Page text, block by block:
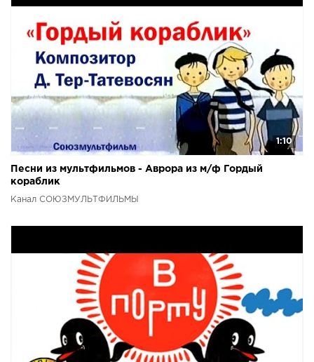
1:10
Песни из мультфильмов - Аврора из м/ф Гордый
кораблик
Канал СОЮЗМУЛЬТФИЛЬМЫ